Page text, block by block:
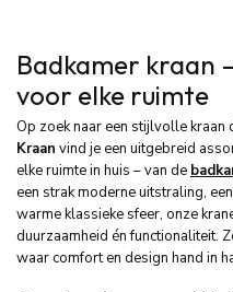
Badkamer kraan
voor elke ruimte
Op zoek naar een stijlvolle kraan
Kraan vind je een uitgebreid
elke ruimte in huis – van de
een strak moderne uitstraling,
warme klassieke sfeer, onze
duurzaamheid én functionaliteit.
waar comfort en design hand in